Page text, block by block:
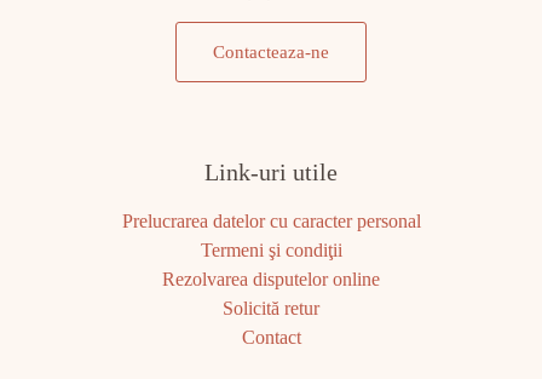
Contacteaza-ne
Link-uri utile
Prelucrarea datelor cu caracter personal
Termeni şi condiţii
Rezolvarea disputelor online
Solicită retur
Contact